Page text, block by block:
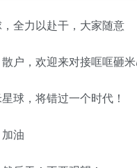
全力以赴干，大家随意
户，欢迎来对接哐哐砸
球，将错过一个时代！
油